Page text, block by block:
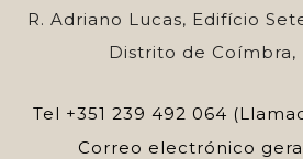
R. Adriano Lucas, Edifício
Distrito de Coímbra,
Tel +351 239 492 064
Correo electrónico